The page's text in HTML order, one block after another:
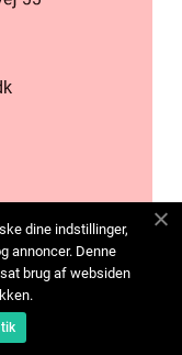
dine indstillinger,
annoncer. Denne
brug af websiden